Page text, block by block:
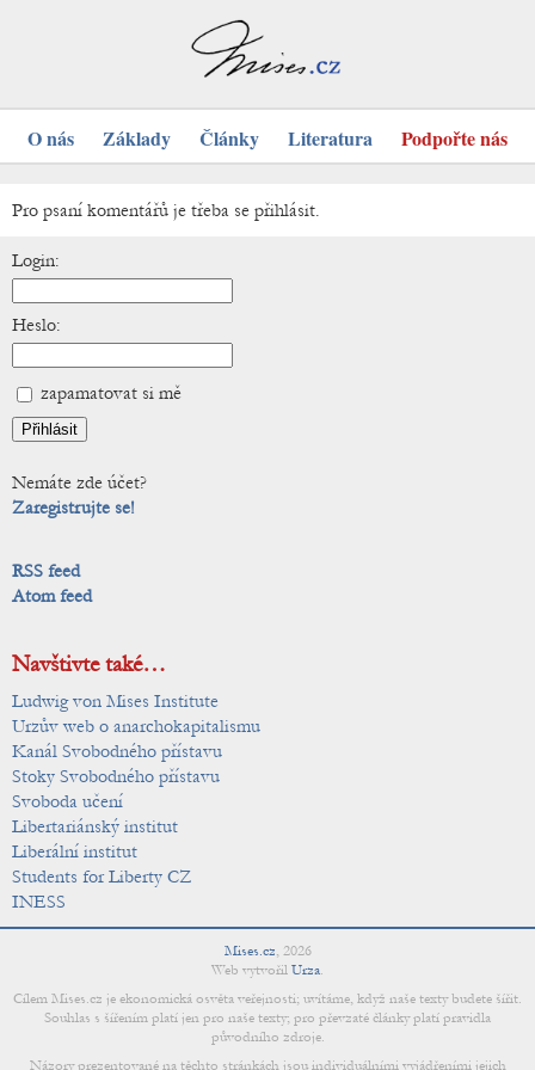
O nás Základy Články Literatura Podpořte nás
Pro psaní komentářů je třeba se přihlásit.
Login:
Heslo:
zapamatovat si mě
Nemáte zde účet?
Zaregistrujte se!
RSS feed
Atom feed
Navštivte také…
Ludwig von Mises Institute
Urzův web o anarchokapitalismu
Kanál Svobodného přístavu
Stoky Svobodného přístavu
Svoboda učení
Libertariánský institut
Liberální institut
Students for Liberty CZ
INESS
Mises.cz, 2026
Web vytvořil Urza.
Cílem Mises.cz je ekonomická osvěta veřejnosti; uvítáme, když naše texty budete šířit.
Souhlas s šířením platí jen pro naše texty; pro převzaté články platí pravidla
původního zdroje.
Názory prezentované na těchto stránkách jsou individuálními vyjádřeními jejich